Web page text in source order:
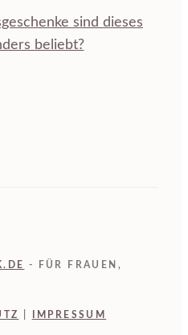
sind dieses
beliebt?
- FÜR FRAUEN,
IMPRESSUM